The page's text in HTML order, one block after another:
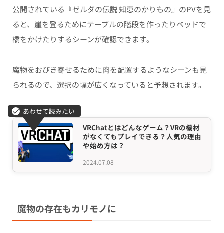
公開されている『ゼルダの伝説 知恵のかりもの』のPVを見
ると、崖を登るためにテーブルの階段を作ったりベッドで
橋をかけたりするシーンが確認できます。
魔物をおびき寄せるために肉を配置するようなシーンも見
られるので、選択の幅が広くなっていると予想されます。
2024.07.08
VRChatとはどんなゲーム？VRの機材
がなくてもプレイできる？人気の理由
や始め方は？
魔物の存在もカリモノに